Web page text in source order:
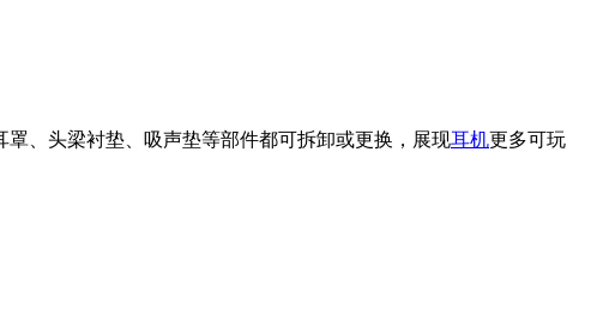
、头梁衬垫、吸声垫等部件都可拆卸或更换，展现耳机更多可玩